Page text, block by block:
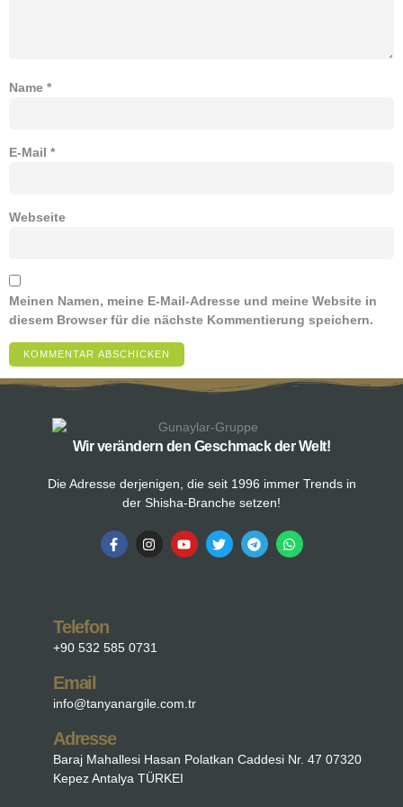
Name *
E-Mail *
Webseite
Meinen Namen, meine E-Mail-Adresse und meine Website in
diesem Browser für die nächste Kommentierung speichern.
Wir verändern den Geschmack der Welt!
Die Adresse derjenigen, die seit 1996 immer Trends in
der Shisha-Branche setzen!
Telefon
+90 532 585 0731
Email
info@tanyanargile.com.tr
Adresse
Baraj Mahallesi Hasan Polatkan Caddesi Nr. 47 07320
Kepez Antalya TÜRKEI